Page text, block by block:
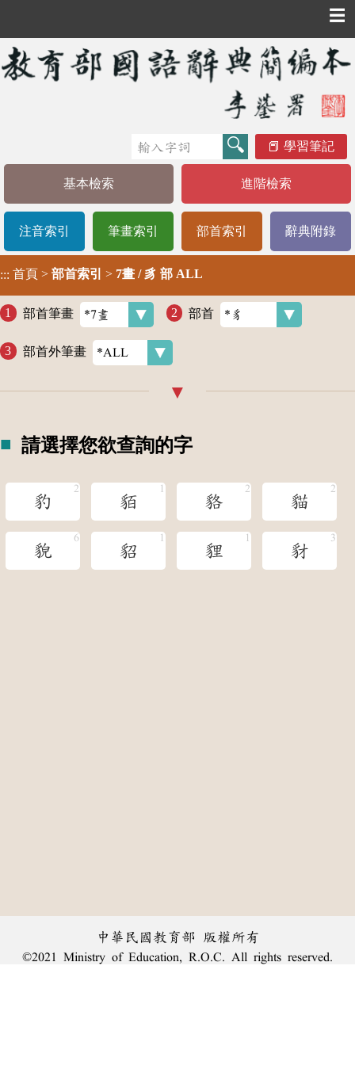
☰
學習筆記
基本檢索 進階檢索
注音索引 筆畫索引 部首索引 辭典附錄
::: 首頁 > 部首索引 > 7畫 / 豸 部 ALL
部首筆畫 部首
部首外筆畫
請選擇您欲查詢的字
豹 貊 貉 貓
貌 貂 貍 豺
中華民國教育部 版權所有
©2021 Ministry of Education, R.O.C. All rights reserved.